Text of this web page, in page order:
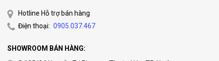
Hotline Hỗ trợ bán hàng
Điện thoại: 0905.037.467
SHOWROOM BÁN HÀNG: